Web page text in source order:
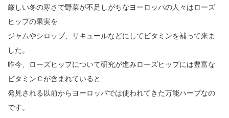
厳しい冬の寒さで野菜が不足しがちなヨーロッパの人々はローズ
ヒップの果実を
ジャムやシロップ、リキュールなどにしてビタミンを補って来ま
した。
昨今、ローズヒップについて研究が進みローズヒップには豊富な
ビタミンＣが含まれていると
発見される以前からヨーロッパでは使われてきた万能ハーブなの
です。